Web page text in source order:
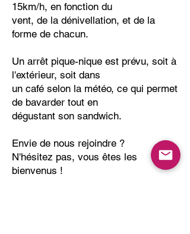
15km/h, en fonction du
vent, de la dénivellation, et de la
forme de chacun.
Un arrêt pique-nique est prévu, soit à
l'extérieur, soit dans
un café selon la météo, ce qui permet
de bavarder tout en
dégustant son sandwich.
Envie de nous rejoindre ?
N'hésitez pas, vous êtes les
bienvenus !